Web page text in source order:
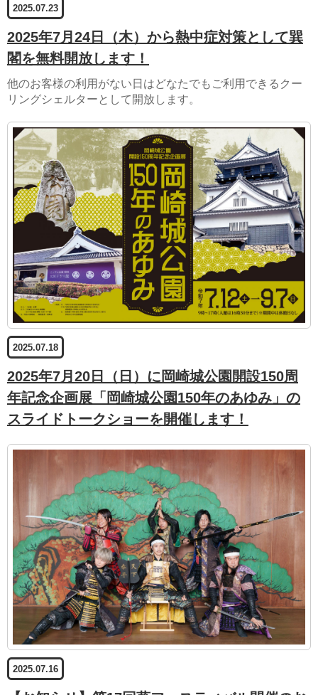
2025.07.23
2025年7月24日（木）から熱中症対策として巽
閣を無料開放します！
他のお客様の利用がない日はどなたでもご利用できるクー
リングシェルターとして開放します。
2025.07.18
2025年7月20日（日）に岡崎城公園開設150周
年記念企画展「岡崎城公園150年のあゆみ」の
スライドトークショーを開催します！
2025.07.16